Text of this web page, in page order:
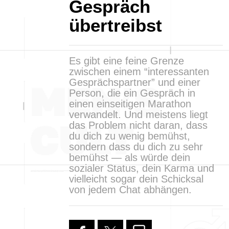
Gespräch
übertreibst
Es gibt eine feine Grenze
zwischen einem “interessanten
Gesprächspartner” und einer
Person, die ein Gespräch in
einen einseitigen Marathon
verwandelt. Und meistens liegt
das Problem nicht daran, dass
du dich zu wenig bemühst,
sondern dass du dich zu sehr
bemühst — als würde dein
sozialer Status, dein Karma und
vielleicht sogar dein Schicksal
von jedem Chat abhängen.